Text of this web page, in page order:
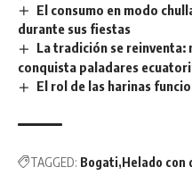
El consumo en modo
durante sus fiestas
La tradición se reinventa:
conquista paladares
El rol de las harinas
TAGGED: Bogati Helado con